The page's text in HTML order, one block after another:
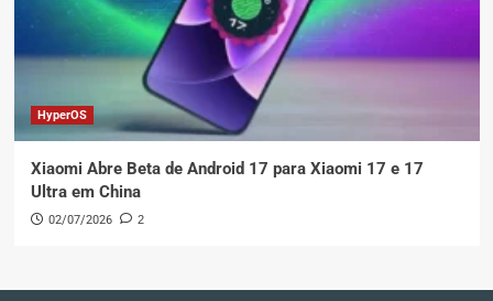
HyperOS
Xiaomi Abre Beta de Android 17 para Xiaomi 17 e 17
Ultra em China
02/07/2026 2